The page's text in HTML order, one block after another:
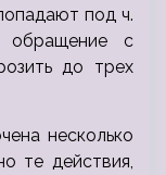
под ч.
с
до трех
несколько
те действия,